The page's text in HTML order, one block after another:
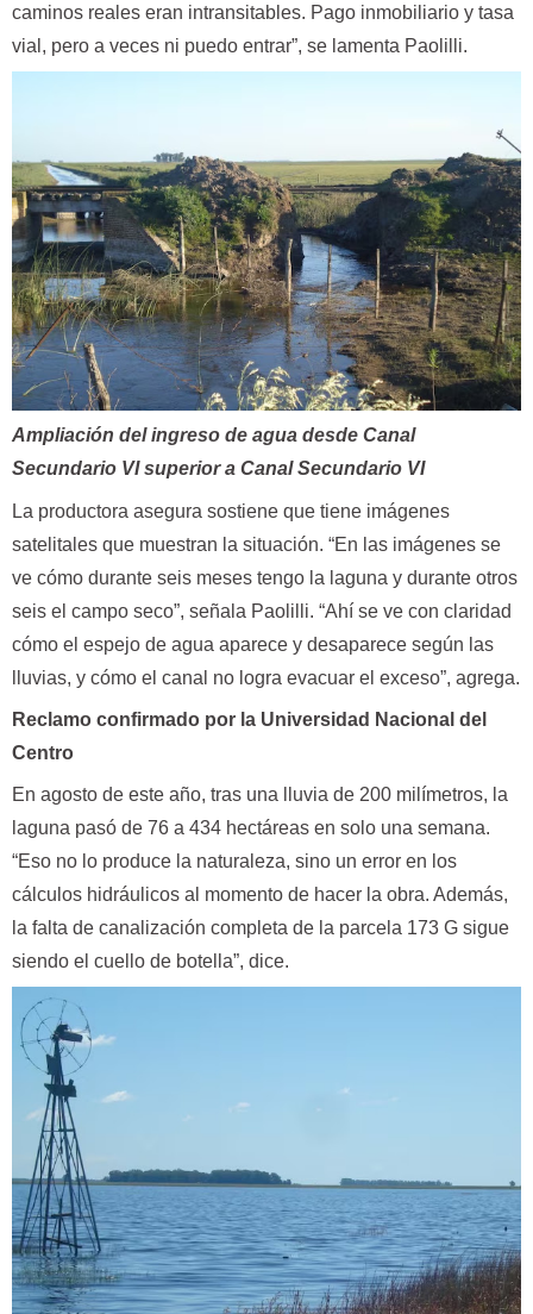
caminos reales eran intransitables. Pago inmobiliario y tasa
vial, pero a veces ni puedo entrar”, se lamenta Paolilli.
Ampliación del ingreso de agua desde Canal
Secundario VI superior a Canal Secundario VI
La productora asegura sostiene que tiene imágenes
satelitales que muestran la situación. “En las imágenes se
ve cómo durante seis meses tengo la laguna y durante otros
seis el campo seco”, señala Paolilli. “Ahí se ve con claridad
cómo el espejo de agua aparece y desaparece según las
lluvias, y cómo el canal no logra evacuar el exceso”, agrega.
Reclamo confirmado por la Universidad Nacional del
Centro
En agosto de este año, tras una lluvia de 200 milímetros, la
laguna pasó de 76 a 434 hectáreas en solo una semana.
“Eso no lo produce la naturaleza, sino un error en los
cálculos hidráulicos al momento de hacer la obra. Además,
la falta de canalización completa de la parcela 173 G sigue
siendo el cuello de botella”, dice.